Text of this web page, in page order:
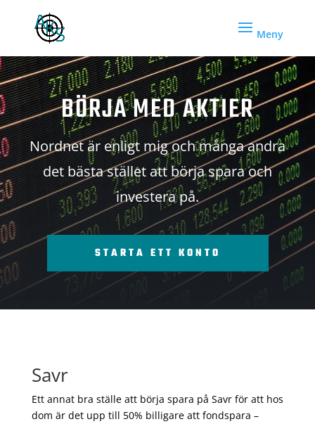
BÖRJA MED AKTIER
Nordnet är enligt mig och många andra
det bästa stället att börja spara och
investera på.
STARTA ETT KONTO
Savr
Ett annat bra ställe att börja spara på Savr för att hos
dom är det upp till 50% billigare att fondspara –